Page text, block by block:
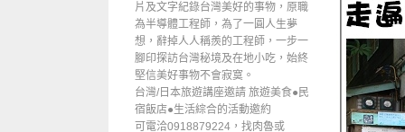
片及文字紀錄台灣美好的事物，原職
為半導體工程師，為了一圓人生夢
想，辭掉人人稱羨的工程師，一步一
腳印探訪台灣秘境及在地小吃，始終
堅信美好事物不會寂寞。
台灣/日本旅遊講座邀請 旅遊美食●民
宿飯店●生活綜合的活動邀約
可電洽0918879224，找肉魯或